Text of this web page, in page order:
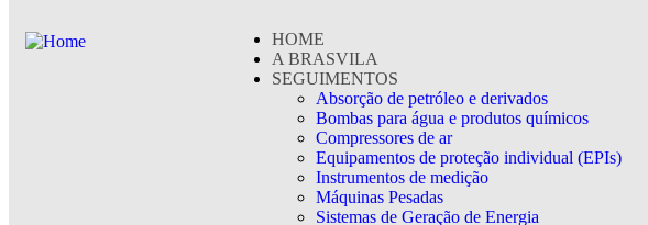
HOME
A BRASVILA
SEGUIMENTOS
Absorção de petróleo e derivados
Bombas para água e produtos químicos
Compressores de ar
Equipamentos de proteção individual (EPIs)
Instrumentos de medição
Máquinas Pesadas
Sistemas de Geração de Energia